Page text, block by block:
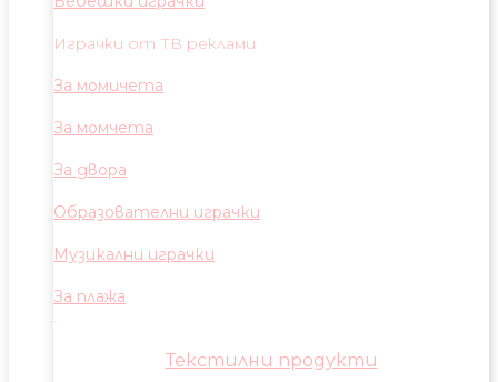
Играчки от ТВ реклами
За момичета
За момчета
За двора
Образователни играчки
Музикални играчки
За плажа
Текстилни продукти